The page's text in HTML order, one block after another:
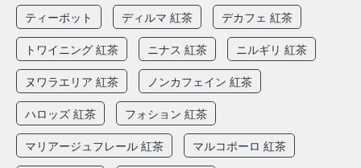
ティーポット
ディルマ 紅茶
デカフェ 紅茶
トワイニング 紅茶
ニナス 紅茶
ニルギリ 紅茶
ヌワラエリア 紅茶
ノンカフェイン 紅茶
ハロッズ 紅茶
フォション 紅茶
マリアージュフレール 紅茶
マルコポーロ 紅茶